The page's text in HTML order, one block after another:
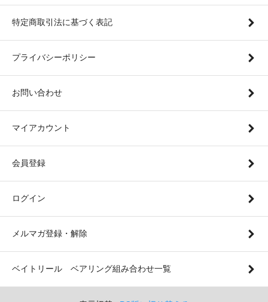
特定商取引法に基づく表記
プライバシーポリシー
お問い合わせ
マイアカウント
会員登録
ログイン
メルマガ登録・解除
ベイトリール ベアリング組み合わせ一覧